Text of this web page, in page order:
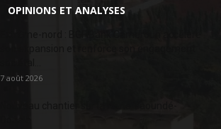
OPINIONS ET ANALYSES
7 août 2026